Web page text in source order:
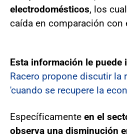
electrodomésticos, los
caída en comparación con
Esta información le puede
Racero propone discutir la
'cuando se recupere la
Específicamente en el
observa una disminución